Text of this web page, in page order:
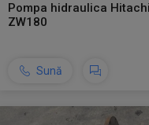
Pompa hidraulica
ZW180
Sună